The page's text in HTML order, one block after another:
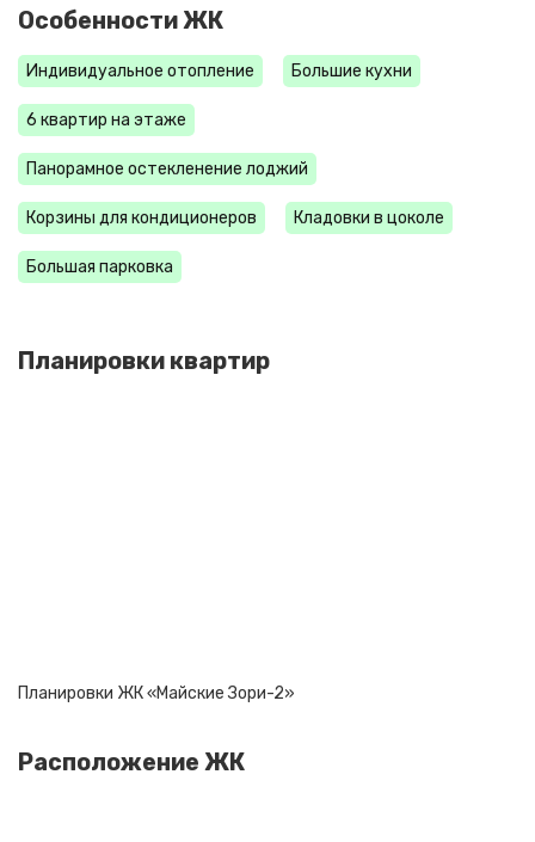
Особенности ЖК
Индивидуальное отопление Большие кухни
6 квартир на этаже
Панорамное остекленение лоджий
Корзины для кондиционеров Кладовки в цоколе
Большая парковка
Планировки квартир
Планировки ЖК «Майские Зори-2»
Расположение ЖК